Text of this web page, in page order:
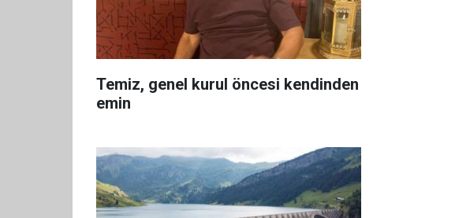
Temiz, genel kurul öncesi kendinden
emin